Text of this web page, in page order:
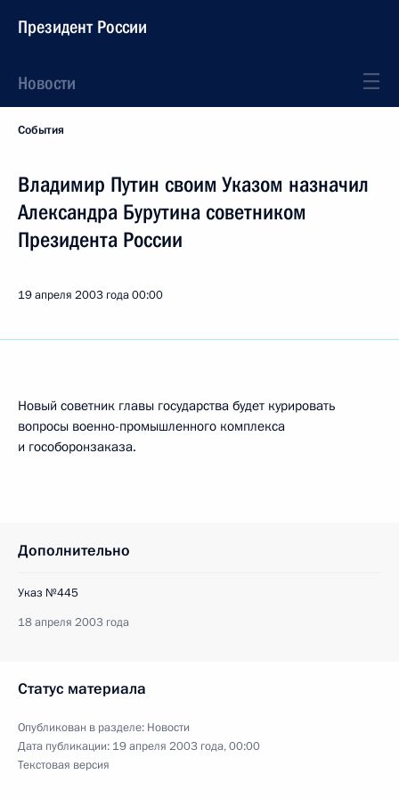
Президент России
Новости
События
Владимир Путин своим Указом назначил
Александра Бурутина советником
Президента России
19 апреля 2003 года00:00
Новый советник главы государства будет курировать
вопросы военно-промышленного комплекса
и гособоронзаказа.
Дополнительно
Указ №445
18 апреля 2003 года
Статус материала
Опубликован в разделе: Новости
Дата публикации: 19 апреля 2003 года, 00:00
Текстовая версия